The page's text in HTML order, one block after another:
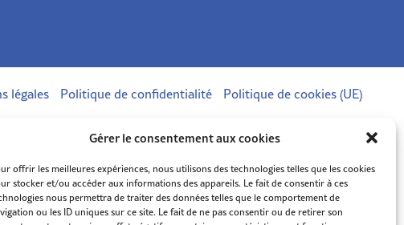
Gérer le consentement aux cookies
offrir les meilleures expériences, nous utilisons des technologies telles que les cookies
stocker et/ou accéder aux informations des appareils. Le fait de consentir à ces
nous permettra de traiter des données telles que le comportement de
ou les ID uniques sur ce site. Le fait de ne pas consentir ou de retirer son
légales Politique de confidentialité Politique de cookies (UE)